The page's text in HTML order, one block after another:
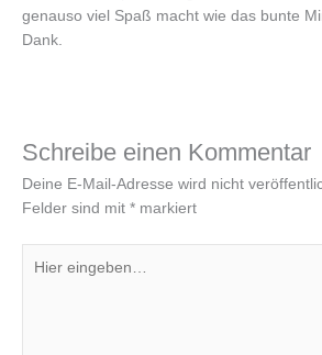
genauso viel Spaß macht wie das bunte
Dank.
Schreibe einen Kommentar
Deine E-Mail-Adresse wird nicht
Felder sind mit * markiert
eingeben…